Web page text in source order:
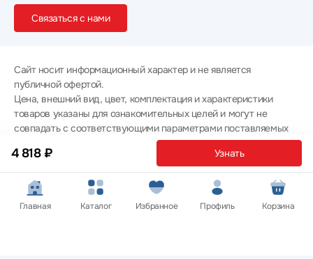
4 818 ₽ Узнать
Связаться с нами
Сайт носит информационный характер и не является
публичной офертой.
Цена, внешний вид, цвет, комплектация и характеристики
товаров указаны для ознакомительных целей и могут не
совпадать с соответствующими параметрами поставляемых
товаров - уточняйте информацию у менеджера при
оформлении заказа.
Политика конфиденциальности
© 2012 — 2026 ООО «Эпл Тэк»
Главная Каталог Избранное Профиль Корзина